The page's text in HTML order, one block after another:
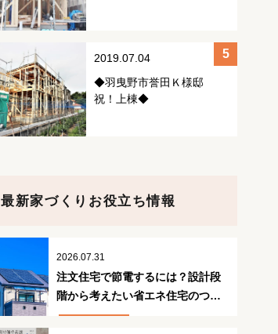
2019.07.04
◆羽曳野市誉田Ｋ様邸
祝！上棟◆
最新家づくりお役立ち情報
2026.07.31
注文住宅で節電するには？設計段
階から考えたい省エネ住宅のつく
り方